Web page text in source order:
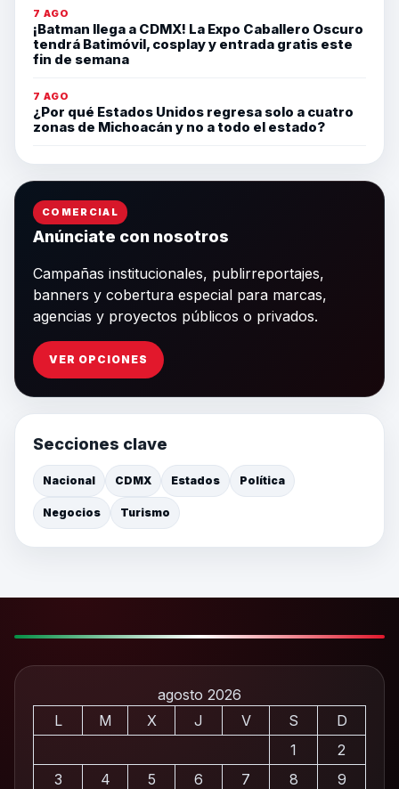
7 AGO
¡Batman llega a CDMX! La Expo Caballero Oscuro
tendrá Batimóvil, cosplay y entrada gratis este
fin de semana
7 AGO
¿Por qué Estados Unidos regresa solo a cuatro
zonas de Michoacán y no a todo el estado?
COMERCIAL
Anúnciate con nosotros
Campañas institucionales, publirreportajes,
banners y cobertura especial para marcas,
agencias y proyectos públicos o privados.
VER OPCIONES
Secciones clave
Nacional CDMX Estados Política
Negocios Turismo
agosto 2026
L
M X J V S
D
1
2
3
4 5 6 7 8
9